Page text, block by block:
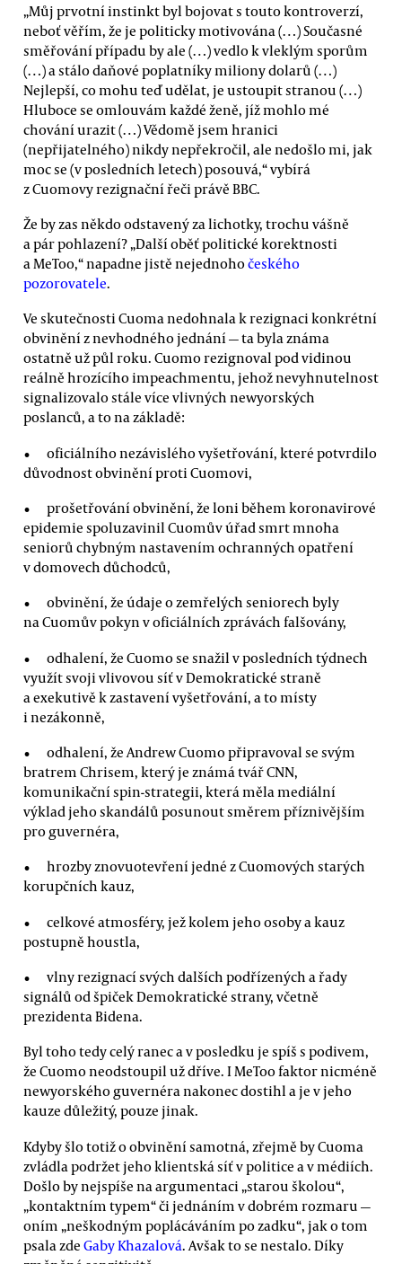
„Můj prvotní instinkt byl bojovat s touto kontroverzí,
neboť věřím, že je politicky motivována (…) Současné
směřování případu by ale (…) vedlo k vleklým sporům
(…) a stálo daňové poplatníky miliony dolarů (…)
Nejlepší, co mohu teď udělat, je ustoupit stranou (…)
Hluboce se omlouvám každé ženě, jíž mohlo mé
chování urazit (…) Vědomě jsem hranici
(nepřijatelného) nikdy nepřekročil, ale nedošlo mi, jak
moc se (v posledních letech) posouvá,“ vybírá
z Cuomovy rezignační řeči právě BBC.
Že by zas někdo odstavený za lichotky, trochu vášně
a pár pohlazení? „Další oběť politické korektnosti
a MeToo,“ napadne jistě nejednohočeského
pozorovatele.
Ve skutečnosti Cuoma nedohnala k rezignaci konkrétní
obvinění z nevhodného jednání — ta byla známa
ostatně už půl roku. Cuomo rezignoval pod vidinou
reálně hrozícího impeachmentu, jehož nevyhnutelnost
signalizovalo stále více vlivných newyorských
poslanců, a to na základě:
oficiálního nezávislého vyšetřování, které potvrdilo
důvodnost obvinění proti Cuomovi,
prošetřování obvinění, že loni během koronavirové
epidemie spoluzavinil Cuomův úřad smrt mnoha
seniorů chybným nastavením ochranných opatření
v domovech důchodců,
obvinění, že údaje o zemřelých seniorech byly
na Cuomův pokyn v oficiálních zprávách falšovány,
odhalení, že Cuomo se snažil v posledních týdnech
využít svoji vlivovou síť v Demokratické straně
a exekutivě k zastavení vyšetřování, a to místy
i nezákonně,
odhalení, že Andrew Cuomo připravoval se svým
bratrem Chrisem, který je známá tvář CNN,
komunikační spin-strategii, která měla mediální
výklad jeho skandálů posunout směrem příznivějším
pro guvernéra,
hrozby znovuotevření jedné z Cuomových starých
korupčních kauz,
celkové atmosféry, jež kolem jeho osoby a kauz
postupně houstla,
vlny rezignací svých dalších podřízených a řady
signálů od špiček Demokratické strany, včetně
prezidenta Bidena.
Byl toho tedy celý ranec a v posledku je spíš s podivem,
že Cuomo neodstoupil už dříve. I MeToo faktor nicméně
newyorského guvernéra nakonec dostihl a je v jeho
kauze důležitý, pouze jinak.
Kdyby šlo totiž o obvinění samotná, zřejmě by Cuoma
zvládla podržet jeho klientská síť v politice a v médiích.
Došlo by nejspíše na argumentaci „starou školou“,
„kontaktním typem“ či jednáním v dobrém rozmaru —
oním „neškodným poplácáváním po zadku“, jak o tom
psala zde Gaby Khazalová. Avšak to se nestalo. Díky